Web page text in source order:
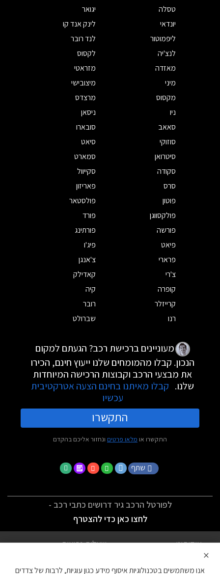
טסלה
יגואר
יונדאי
לינק אנד קו
ליפמוטור
לנד רובר
לנצ'יה
לקסוס
מאזדה
מזראטי
מיני
מיצובישי
מקסוס
מרצדס
ניו
ניסאן
סאאב
סובארו
סוזוקי
סיאט
סיטרואן
סמארט
סקודה
סקייוול
סרס
פאריזון
פוטון
פולסטאר
פולקסווגן
פורד
פורשה
פורתינג
פיאט
פיג'ו
פרארי
צ'אנגן
צ'רי
קאדילק
קופרה
קיה
קרייזלר
רובר
רנו
שברולט
מעוניינים ברכישת רכב? הגעתם למקום
הנכון. קבלו מהמומחים שלנו ייעוץ חינם, הכירו
את מבצעי הרכב וקבוצות הרכישה המיוחדות
שלנו. קבלו מאיתנו בחינם הצעה אטרקטיבית
עכשיו
התקשרו
התקשרו או מלאו פרטים ונחזור אליכם בהקדם
שתף
לפורטל הרכב גיר דרושים כתבי רכב -
לחצו כאן כדי להצטרף
אודותינו
שאלות נפוצות
×
אנו משתמשים בטכנולוגיות איסוף מידע כגון עוגיות, לרבות של צדדים